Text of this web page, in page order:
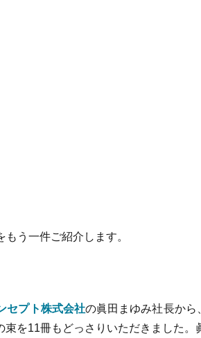
う一件ご紹介します。
セプト株式会社の眞田まゆみ社長か
を11冊もどっさりいただきました。